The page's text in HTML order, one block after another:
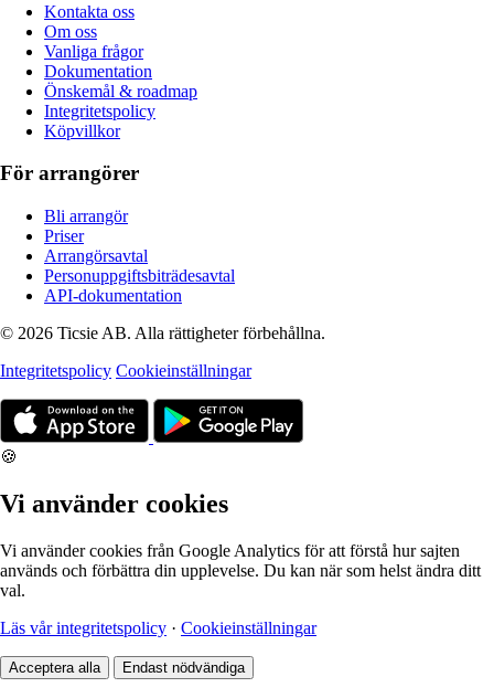
Kontakta oss
Om oss
Vanliga frågor
Dokumentation
Önskemål & roadmap
Integritetspolicy
Köpvillkor
För arrangörer
Bli arrangör
Priser
Arrangörsavtal
Personuppgiftsbiträdesavtal
API-dokumentation
© 2026 Ticsie AB. Alla rättigheter förbehållna.
Integritetspolicy Cookieinställningar
🍪
Vi använder cookies
Vi använder cookies från Google Analytics för att förstå hur sajten
används och förbättra din upplevelse. Du kan när som helst ändra ditt
val.
Läs vår integritetspolicy · Cookieinställningar
Acceptera alla Endast nödvändiga